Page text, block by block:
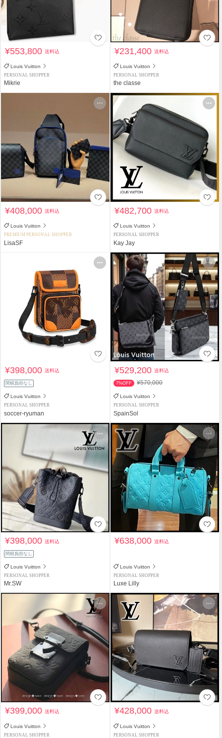
¥553,800送料込
Louis Vuitton
PERSONAL SHOPPER
Mikrie
¥231,400送料込
Louis Vuitton
PERSONAL SHOPPER
the classe
¥408,000送料込
Louis Vuitton
PREMIUM PERSONAL SHOPPER
LisaSF
¥482,700送料込
Louis Vuitton
PERSONAL SHOPPER
Kay Jay
¥398,000送料込
関税負担なし
Louis Vuitton
PERSONAL SHOPPER
soccer-ryuman
¥529,200送料込
7%OFF ¥570,000
Louis Vuitton
PERSONAL SHOPPER
SpainSol
¥398,000送料込
関税負担なし
Louis Vuitton
PERSONAL SHOPPER
Mr.SW
¥638,000送料込
Louis Vuitton
PERSONAL SHOPPER
Luxe Lilly
¥399,000送料込
Louis Vuitton
PERSONAL SHOPPER
¥428,000送料込
Louis Vuitton
PERSONAL SHOPPER